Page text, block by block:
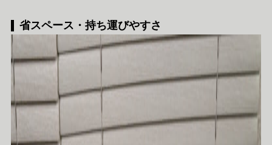
省スペース・持ち運びやすさ